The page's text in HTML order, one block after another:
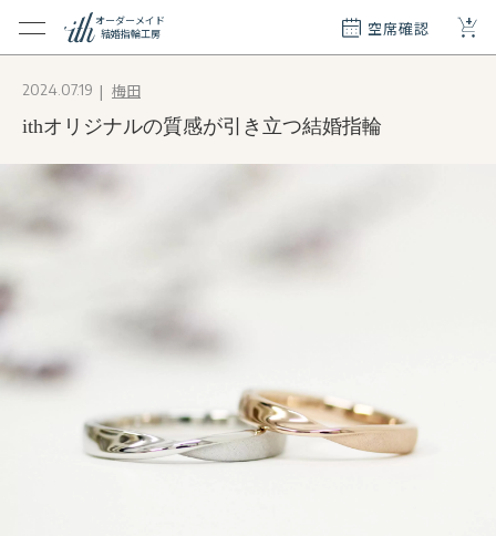
オーダーメイド
結婚指輪工房
空席確認 +
メイド
2024.07.19 梅田
ithオリジナルの質感が引き立つ結婚指輪